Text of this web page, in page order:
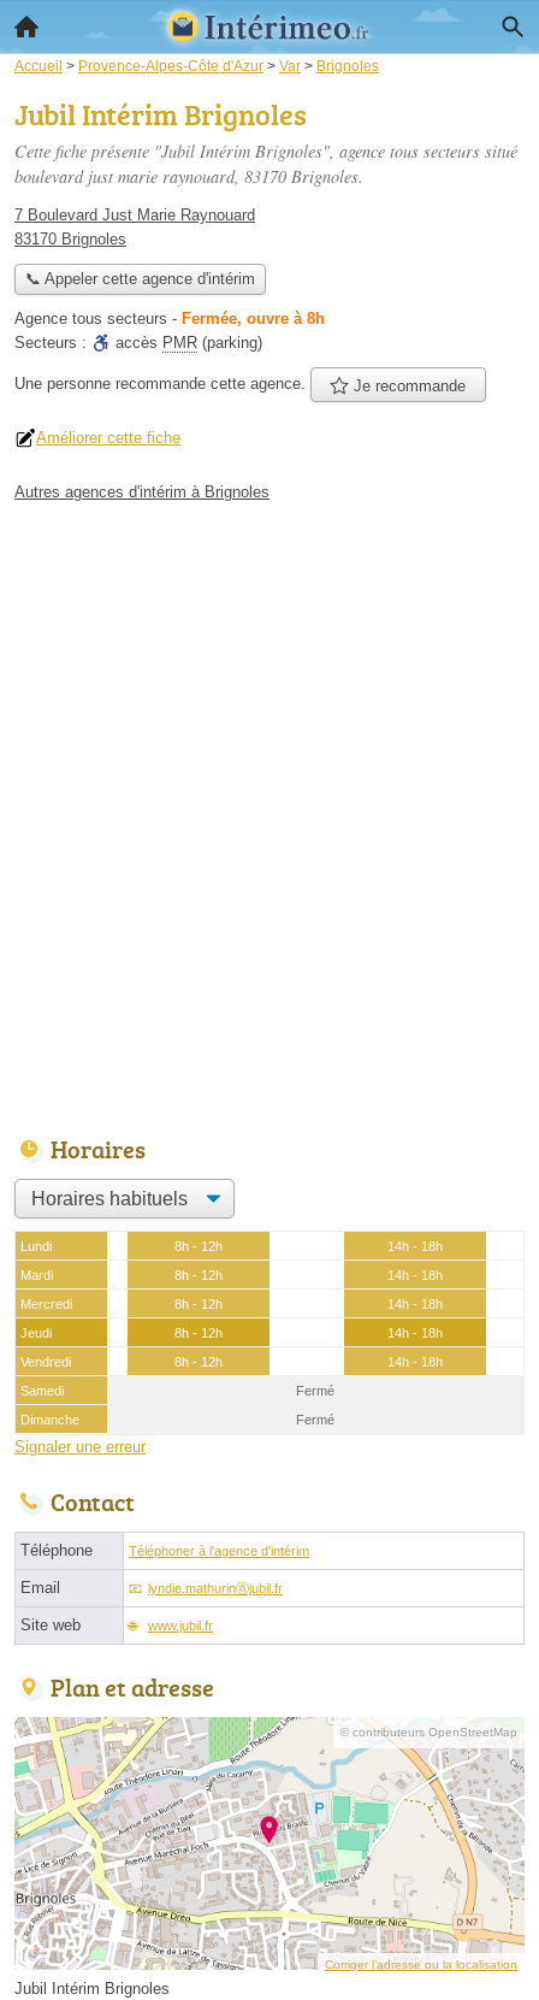
Accueil > Provence-Alpes-Côte d'Azur > Var > Brignoles
Jubil Intérim Brignoles
Cette fiche présente "Jubil Intérim Brignoles", agence tous secteurs situé
boulevard just marie raynouard, 83170 Brignoles.
7 Boulevard Just Marie Raynouard
83170 Brignoles
📞 Appeler cette agence d'intérim
Agence tous secteurs - Fermée, ouvre à 8h
Secteurs :
accès PMR (parking)
Une personne recommande cette agence. Je recommande
Améliorer cette fiche
Autres agences d'intérim à Brignoles
Horaires
Lundi 8h - 12h
14h - 18h
Mardi
8h - 12h
14h - 18h
Mercredi
8h - 12h
14h - 18h
Jeudi
8h - 12h
14h - 18h
Vendredi
8h - 12h
14h - 18h
Samedi
Fermé
Dimanche
Fermé
Signaler une erreur
Contact
Téléphone Téléphoner à l'agence d'intérim
Email lyndie.mathurinⓐjubil.fr
Site web www.jubil.fr
Plan et adresse
© contributeurs OpenStreetMap
Corriger l’adresse ou la localisation
Jubil Intérim Brignoles